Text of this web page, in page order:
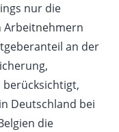
nur die
Arbeitnehmern
an der
berücksichtigt,
Deutschland bei
die